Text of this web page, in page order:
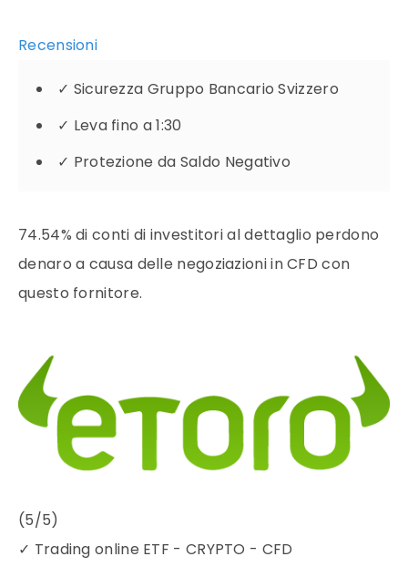
Recensioni
✓ Sicurezza Gruppo Bancario Svizzero
✓ Leva fino a 1:30
✓ Protezione da Saldo Negativo
74.54% di conti di investitori al dettaglio perdono
denaro a causa delle negoziazioni in CFD con
questo fornitore.
(5/5)
✓ Trading online ETF - CRYPTO - CFD